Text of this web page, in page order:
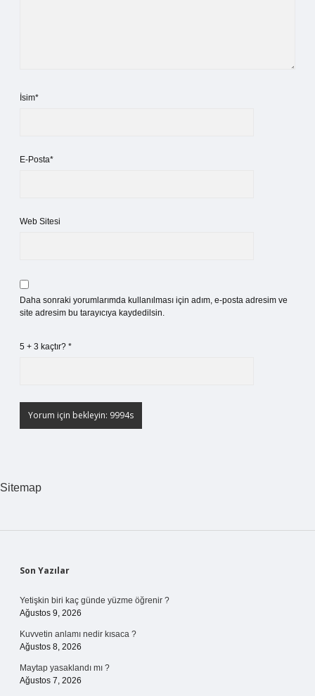
İsim*
E-Posta*
Web Sitesi
Daha sonraki yorumlarımda kullanılması için adım, e-posta adresim ve
site adresim bu tarayıcıya kaydedilsin.
5 + 3 kaçtır? *
Sitemap
Sidebar
Son Yazılar
Yetişkin biri kaç günde yüzme öğrenir ?
Ağustos 9, 2026
Kuvvetin anlamı nedir kısaca ?
Ağustos 8, 2026
Maytap yasaklandı mı ?
Ağustos 7, 2026